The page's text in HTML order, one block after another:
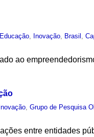
Educação, Inovação, Brasil ,
ao
Inovação ,Grupo de Pesquisa
entre entidades